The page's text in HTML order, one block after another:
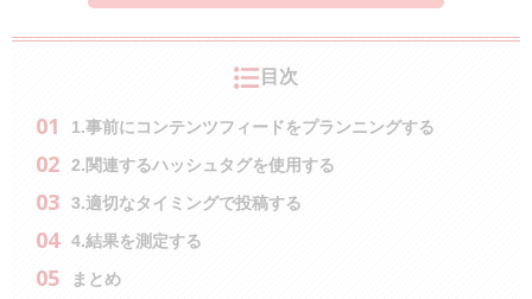
目次
1.事前にコンテンツフィードをプランニングする
2.関連するハッシュタグを使用する
3.適切なタイミングで投稿する
4.結果を測定する
まとめ